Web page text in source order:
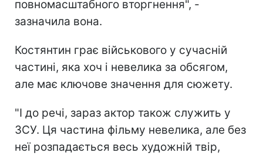
повномасштабного вторгнення", -
зазначила вона.
Костянтин грає військового у сучасній
частині, яка хоч і невелика за обсягом,
але має ключове значення для сюжету.
"І до речі, зараз актор також служить у
ЗСУ. Ця частина фільму невелика, але без
неї розпадається весь художній твір,